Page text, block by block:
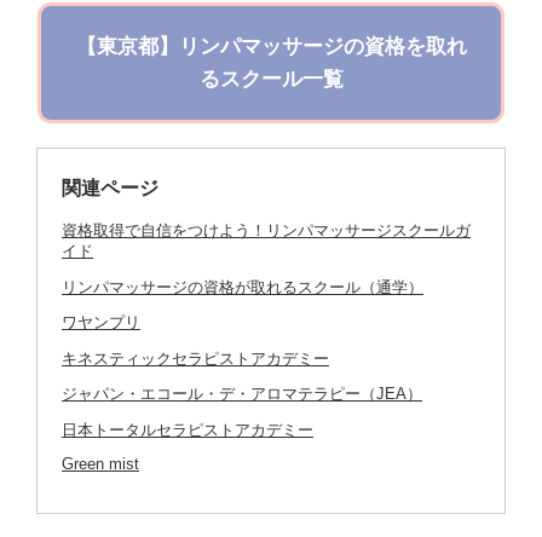
【東京都】リンパマッサージの資格を取れ
るスクール一覧
関連ページ
資格取得で自信をつけよう！リンパマッサージスクールガ
イド
リンパマッサージの資格が取れるスクール（通学）
ワヤンプリ
キネスティックセラピストアカデミー
ジャパン・エコール・デ・アロマテラピー（JEA）
日本トータルセラピストアカデミー
Green mist